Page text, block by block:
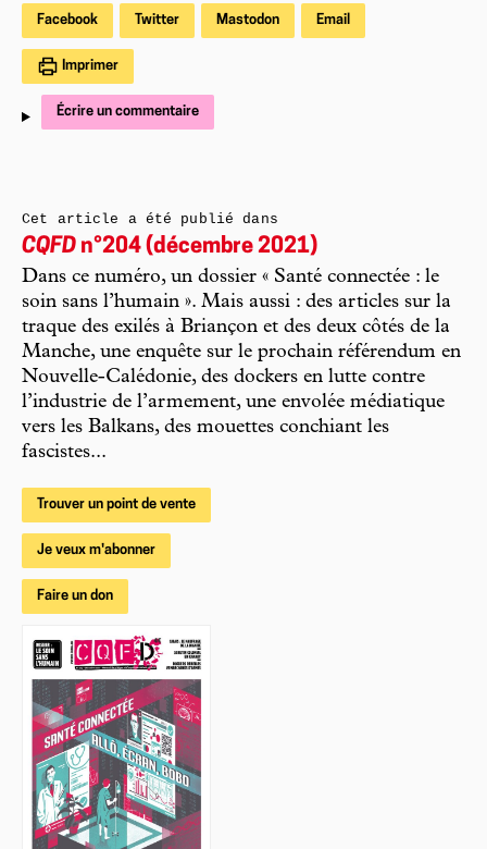
Facebook Twitter Mastodon Email
Imprimer
Écrire un commentaire
Cet article a été publié dans
CQFD n°204 (décembre 2021)
Dans ce numéro, un dossier « Santé connectée : le
soin sans l’humain ». Mais aussi : des articles sur la
traque des exilés à Briançon et des deux côtés de la
Manche, une enquête sur le prochain référendum en
Nouvelle-Calédonie, des dockers en lutte contre
l’industrie de l’armement, une envolée médiatique
vers les Balkans, des mouettes conchiant les
fascistes...
Trouver un point de vente
Je veux m'abonner
Faire un don